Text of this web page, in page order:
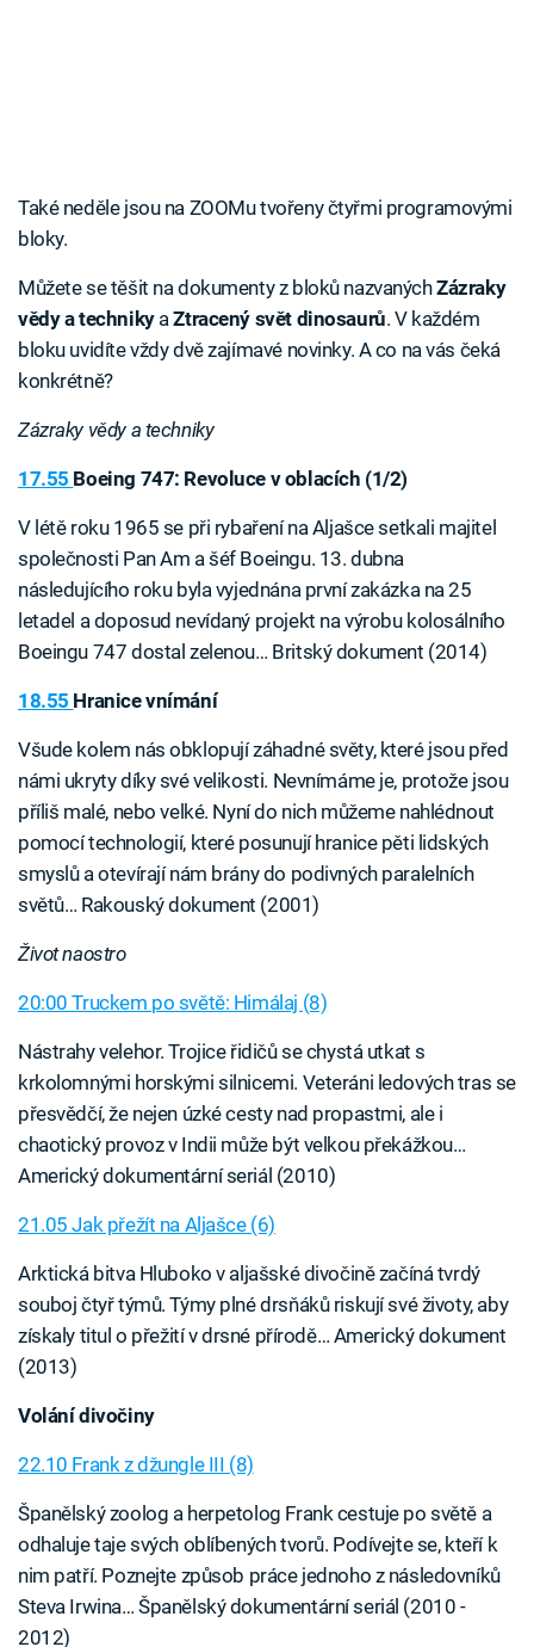
Také neděle jsou na ZOOMu tvořeny čtyřmi programovými
bloky.
Můžete se těšit na dokumenty z bloků nazvanýchZázraky
vědy a technikyaZtracený svět dinosaurů. V každém
bloku uvidíte vždy dvě zajímavé novinky. A co na vás čeká
konkrétně?
Zázraky vědy a techniky
17.55 Boeing 747: Revoluce v oblacích (1/2)
V létě roku 1965 se při rybaření na Aljašce setkali majitel
společnosti Pan Am a šéf Boeingu. 13. dubna
následujícího roku byla vyjednána první zakázka na 25
letadel a doposud nevídaný projekt na výrobu kolosálního
Boeingu 747 dostal zelenou… Britský dokument (2014)
18.55 Hranice vnímání
Všude kolem nás obklopují záhadné světy, které jsou před
námi ukryty díky své velikosti. Nevnímáme je, protože jsou
příliš malé, nebo velké. Nyní do nich můžeme nahlédnout
pomocí technologií, které posunují hranice pěti lidských
smyslů a otevírají nám brány do podivných paralelních
světů… Rakouský dokument (2001)
Život naostro
20:00 Truckem po světě: Himálaj (8)
Nástrahy velehor. Trojice řidičů se chystá utkat s
krkolomnými horskými silnicemi. Veteráni ledových tras se
přesvědčí, že nejen úzké cesty nad propastmi, ale i
chaotický provoz v Indii může být velkou překážkou…
Americký dokumentární seriál (2010)
21.05 Jak přežít na Aljašce (6)
Arktická bitva Hluboko v aljašské divočině začíná tvrdý
souboj čtyř týmů. Týmy plné drsňáků riskují své životy, aby
získaly titul o přežití v drsné přírodě… Americký dokument
(2013)
Volání divočiny
22.10 Frank z džungle III (8)
Španělský zoolog a herpetolog Frank cestuje po světě a
odhaluje taje svých oblíbených tvorů. Podívejte se, kteří k
nim patří. Poznejte způsob práce jednoho z následovníků
Steva Irwina… Španělský dokumentární seriál (2010 -
2012)